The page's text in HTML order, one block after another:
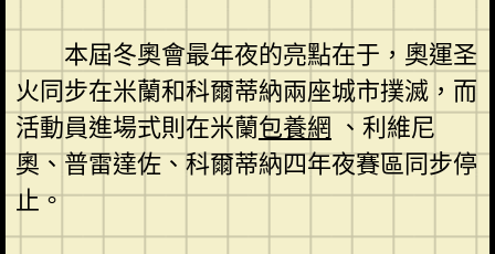
本屆冬奧會最年夜的亮點在于，奧運圣
火同步在米蘭和科爾蒂納兩座城市撲滅，而
活動員進場式則在米蘭包養網 、利維尼
奧、普雷達佐、科爾蒂納四年夜賽區同步停
止。